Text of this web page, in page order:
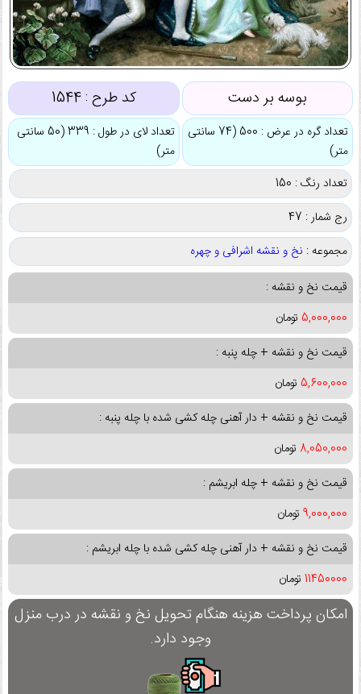
بوسه بر دست کد طرح :1544
تعداد گره در عرض : 500 (74 سانتی
متر)
تعداد لای در طول : 339 (50 سانتی
متر)
تعداد رنگ : 150
رج شمار : 47
مجموعه : نخ و نقشه اشرافی و چهره
قیمت نخ و نقشه :
5,000,000 تومان
قیمت نخ و نقشه + چله پنبه :
5,600,000 تومان
قیمت نخ و نقشه + دار آهنی چله کشی شده با چله پنبه :
8,050,000 تومان
قیمت نخ و نقشه + چله ابریشم :
9,000,000 تومان
قیمت نخ و نقشه + دار آهنی چله کشی شده با چله ابریشم :
11450000 تومان
امکان پرداخت هزینه هنگام تحویل نخ و نقشه در درب منزل
وجود دارد.